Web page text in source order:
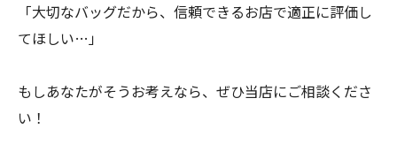
「大切なバッグだから、信頼できるお店で適正に評価し
てほしい…」
もしあなたがそうお考えなら、ぜひ当店にご相談くださ
い！